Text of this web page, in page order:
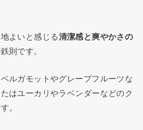
よいと感じる清潔感と爽やかさの
則です。
ルガモットやグレープフルーツな
はユーカリやラベンダーなどのク
。